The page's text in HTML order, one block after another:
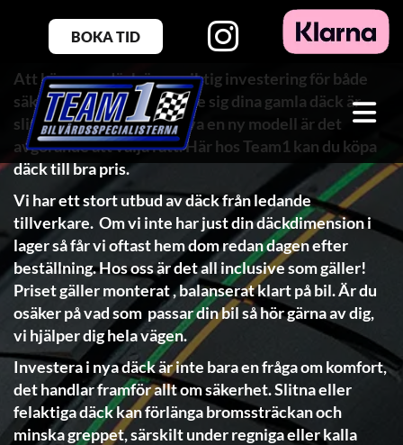
BOKA TID
Köpa nya däck i Stockholm
Att köpa nyadäckär en viktig investering för både
säkerhet och komfort. Vare sig dina gamla däck är
slitna eller om du vill prova en ny modell är det
avgörande att välja rätt. Här hos Team1 kan du köpa
däck till bra pris.
Vi har ett stort utbud av däck från ledande
tillverkare. Om vi inte har just din däckdimension i
lager så får vi oftast hem dom redan dagen efter
beställning. Hos oss är det all inclusive som gäller!
Priset gäller monterat , balanserat klart på bil. Är du
osäker på vad som passar din bil så hör gärna av dig,
vi hjälper dig hela vägen.
Investera i nya däck är inte bara en fråga om komfort,
det handlar framför allt om säkerhet. Slitna eller
felaktiga däck kan förlänga bromssträckan och
minska greppet, särskilt under regniga eller kalla